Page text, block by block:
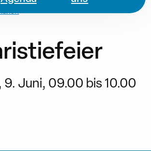
9. Juni, 09.00 bis 10.00